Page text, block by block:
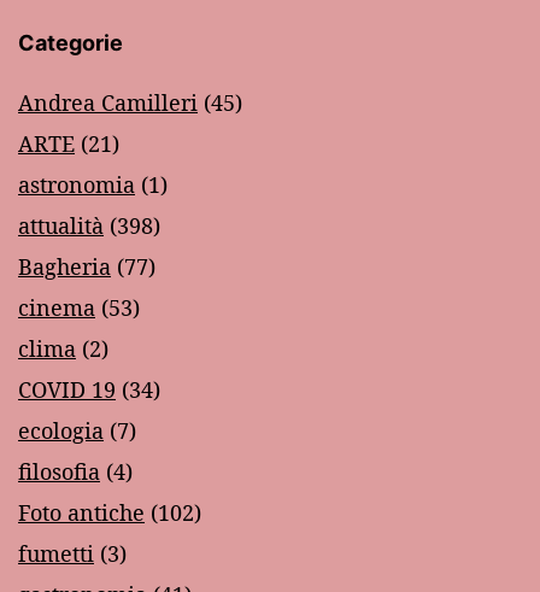
Categorie
Andrea Camilleri (45)
ARTE (21)
astronomia (1)
attualità (398)
Bagheria (77)
cinema (53)
clima (2)
COVID 19 (34)
ecologia (7)
filosofia (4)
Foto antiche (102)
fumetti (3)